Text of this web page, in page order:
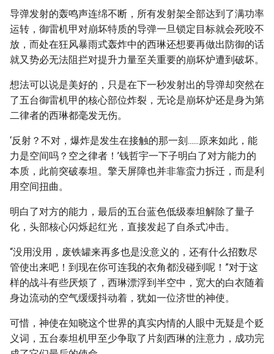
导弹发射的轰鸣声连绵不断，所有发射架全部达到了满功率
运转，御雷机甲对崩坏特质的导弹一旦锁定目标就会死咬不
放，而处在狂风暴雨式轰炸中的西琳还想要再做出防御的话
就又势必无法阻拦对提升力量至关重要的崩坏炉遭到破坏。
想法可以说是美好的，只是在下一秒发射出的导弹却突然在
了五台御雷机甲的核心部位炸裂，无论是崩坏炉还是身为第
二律者的西琳都毫发无伤。
‘反射？不对，爆炸是发生在接触的那一刻......原来如此，能
力是空间吗？空之律者！’钱哲宇一下子明白了对方能力的
本质，此前突破泰坦。擎天屏障也并非靠蛮力拆迁，而是利
用空间扭曲。
明白了对方的能力，最后的五台蓝色低级泰坦解除了量子
化，头部核心闪烁起红光，直接发起了自杀式冲击。
“没用没用，废铁罐来再多也是没意义的，还有什么招数尽
管使出来吧！到现在你可连我的衣角都没碰到呢！”对于这
样的战斗有些厌烦了，西琳漂浮到半空中，宽大的白衣随着
身边流动的空气缓缓抖动着，犹如一位济世的神使。
可惜，神使在知晓这个世界的真实内情的人眼中无疑是个贬
义词，五台泰坦机甲至少争取了片刻西琳的注意力，成功完